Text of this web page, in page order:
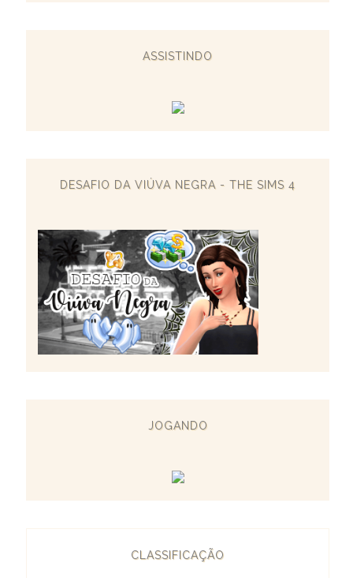
ASSISTINDO
DESAFIO DA VIÚVA NEGRA - THE SIMS 4
JOGANDO
CLASSIFICAÇÃO